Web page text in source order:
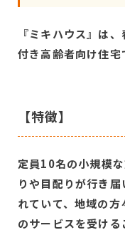
『ミキハウス』は
付き高齢者向け住宅
【特徴】
定員10名の小規模
りや目配りが行き
れていて、地域の
のサービスを受ける